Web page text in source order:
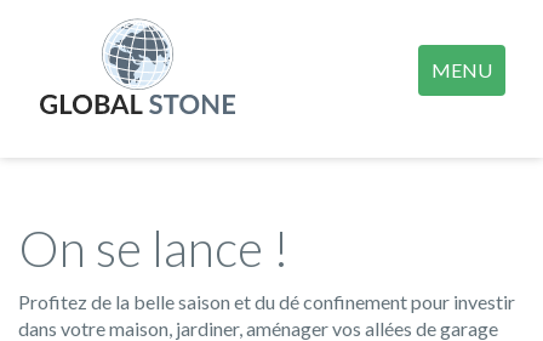
MENU
On se lance !
Profitez de la belle saison et du dé confinement pour investir
dans votre maison, jardiner, aménager vos allées de garage